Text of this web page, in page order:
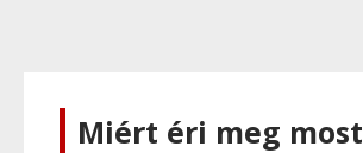
Miért éri meg most